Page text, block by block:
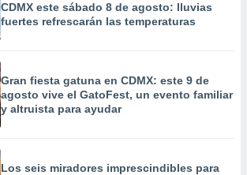
CDMX este sábado 8 de agosto: lluvias
fuertes refrescarán las temperaturas
Gran fiesta gatuna en CDMX: este 9 de
agosto vive el GatoFest, un evento familiar
y altruista para ayudar
Los seis miradores imprescindibles para